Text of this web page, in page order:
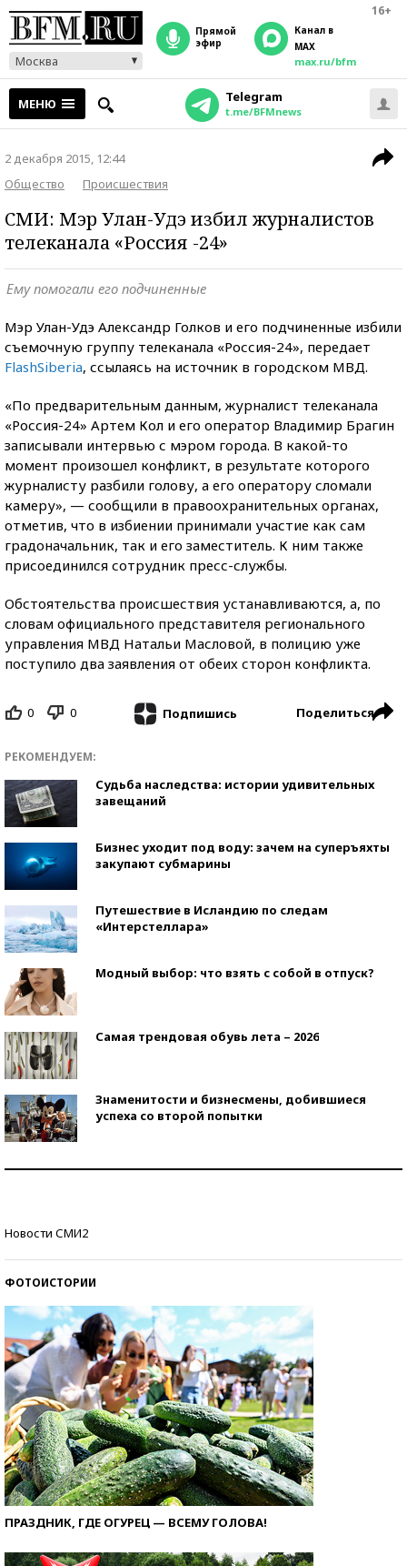
16+
Москва
прямой
эфир
Канал в
MAX
max.ru/bfm
МЕНЮ Telegram
t.me/BFMnews
2 декабря 2015, 12:44
Общество
Происшествия
СМИ: Мэр Улан-Удэ избил журналистов
телеканала «Россия -24»
Ему помогали его подчиненные
Мэр Улан-Удэ Александр Голков и его подчиненные избили
съемочную группу телеканала «Россия-24», передает
FlashSiberia, ссылаясь на источник в городском МВД.
«По предварительным данным, журналист телеканала
«Россия-24» Артем Кол и его оператор Владимир Брагин
записывали интервью с мэром города. В какой-то
момент произошел конфликт, в результате которого
журналисту разбили голову, а его оператору сломали
камеру», — сообщили в правоохранительных органах,
отметив, что в избиении принимали участие как сам
градоначальник, так и его заместитель. К ним также
присоединился сотрудник пресс-службы.
Обстоятельства происшествия устанавливаются, а, по
словам официального представителя регионального
управления МВД Натальи Масловой, в полицию уже
поступило два заявления от обеих сторон конфликта.
0 0 Подпишись Поделиться
РЕКОМЕНДУЕМ:
Судьба наследства: истории удивительных
завещаний
Бизнес уходит под воду: зачем на суперъяхты
закупают субмарины
Путешествие в Исландию по следам
«Интерстеллара»
Модный выбор: что взять с собой в отпуск?
Самая трендовая обувь лета – 2026
Знаменитости и бизнесмены, добившиеся
успеха со второй попытки
Новости СМИ2
ФОТОИСТОРИИ
ПРАЗДНИК, ГДЕ ОГУРЕЦ — ВСЕМУ ГОЛОВА!